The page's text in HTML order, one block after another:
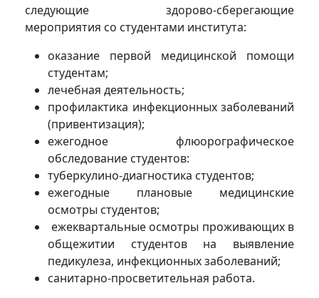
следующие здорово-сберегающие
мероприятия со студентами института:
оказание первой медицинской помощи
студентам;
лечебная деятельность;
профилактика инфекционных заболеваний
(привентизация);
ежегодное флюорографическое
обследование студентов:
туберкулино-диагностика студентов;
ежегодные плановые медицинские
осмотры студентов;
ежеквартальные осмотры проживающих в
общежитии студентов на выявление
педикулеза, инфекционных заболеваний;
санитарно-просветительная работа.